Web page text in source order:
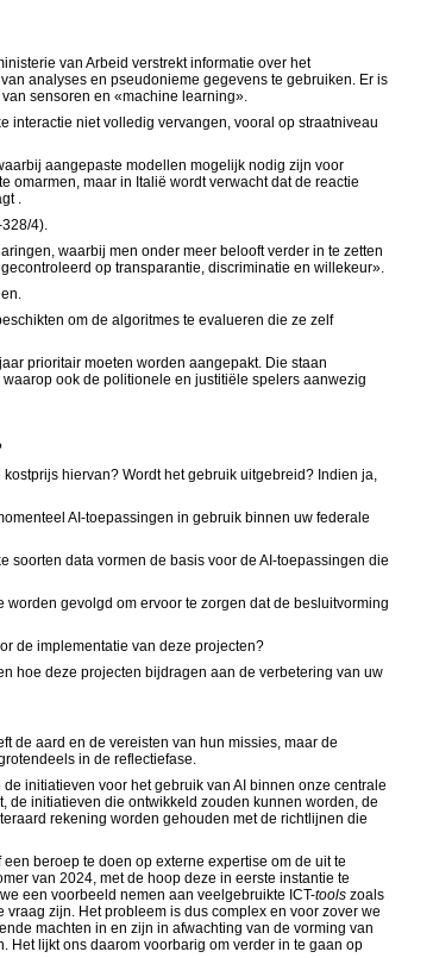
van Arbeid verstrekt informatie over het
analyses en pseudonieme gegevens te gebruiken. Er is
sensoren en «machine learning».
interactie niet volledig vervangen, vooral op straatniveau
aangepaste modellen mogelijk nodig zijn voor
omarmen, maar in Italië wordt verwacht dat de reactie
.
4).
waarbij men onder meer belooft verder in te zetten
op transparantie, discriminatie en willekeur».
om de algoritmes te evalueren die ze zelf
prioritair moeten worden aangepakt. Die staan
ook de politionele en justitiële spelers aanwezig
hiervan? Wordt het gebruik uitgebreid? Indien ja,
AI-toepassingen in gebruik binnen uw federale
data vormen de basis voor de AI-toepassingen die
gevolgd om ervoor te zorgen dat de besluitvorming
de implementatie van deze projecten?
hoe deze projecten bijdragen aan de verbetering van uw
de aard en de vereisten van hun missies, maar de
in de reflectiefase.
initiatieven voor het gebruik van AI binnen onze centrale
initiatieven die ontwikkeld zouden kunnen worden, de
rekening worden gehouden met de richtlijnen die
beroep te doen op externe expertise om de uit te
van 2024, met de hoop deze in eerste instantie te
een voorbeeld nemen aan veelgebruikte ICT-tools zoals
zijn. Het probleem is dus complex en voor zover we
machten in en zijn in afwachting van de vorming van
lijkt ons daarom voorbarig om verder in te gaan op